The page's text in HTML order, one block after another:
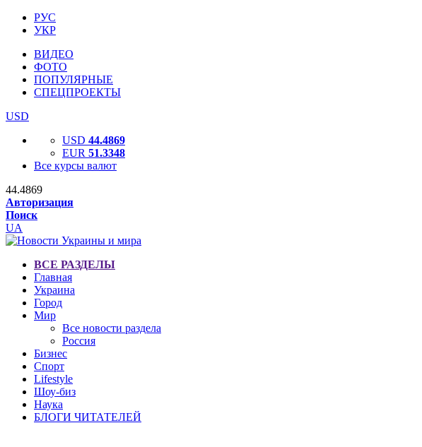
РУС
УКР
ВИДЕО
ФОТО
ПОПУЛЯРНЫЕ
СПЕЦПРОЕКТЫ
USD
USD 44.4869
EUR 51.3348
Все курсы валют
44.4869
Авторизация
Поиск
UA
ВСЕ РАЗДЕЛЫ
Главная
Украина
Город
Мир
Все новости раздела
Россия
Бизнес
Спорт
Lifestyle
Шоу-биз
Наука
БЛОГИ ЧИТАТЕЛЕЙ